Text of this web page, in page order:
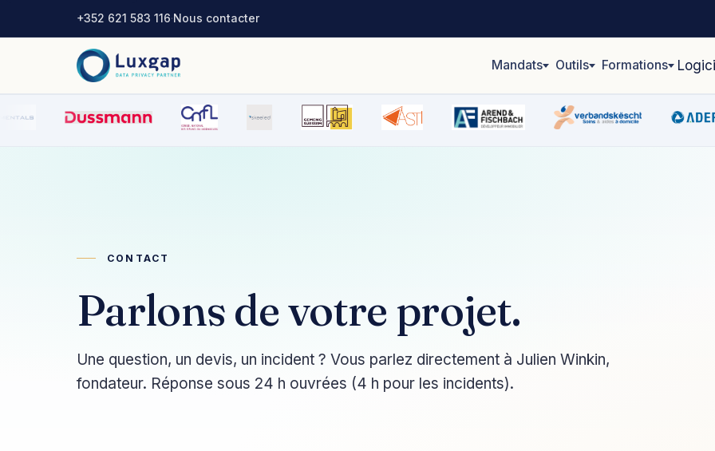
+352 621 583 116·Nous contacter
Mandats Outils Formations
CONTACT
Parlons de votre projet.
Une question, un devis, un incident ? Vous parlez directement à Julien Winkin,
fondateur. Réponse sous 24 h ouvrées (4 h pour les incidents).